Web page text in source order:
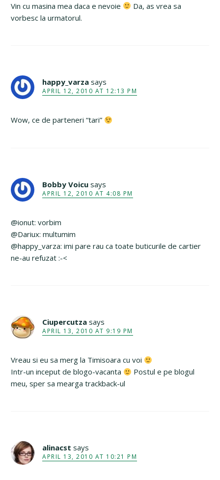
Vin cu masina mea daca e nevoie
Da, as vrea sa
vorbesc la urmatorul.
happy_varza says
APRIL 12, 2010 AT 12:13 PM
Wow, ce de parteneri “tari”
Bobby Voicu says
APRIL 12, 2010 AT 4:08 PM
@ionut: vorbim
@Dariux: multumim
@happy_varza: imi pare rau ca toate buticurile de cartier
ne-au refuzat :-<
Ciupercutza says
APRIL 13, 2010 AT 9:19 PM
Vreau si eu sa merg la Timisoara cu voi
Intr-un inceput de blogo-vacanta
Postul e pe blogul
meu, sper sa mearga trackback-ul
alinacst says
APRIL 13, 2010 AT 10:21 PM